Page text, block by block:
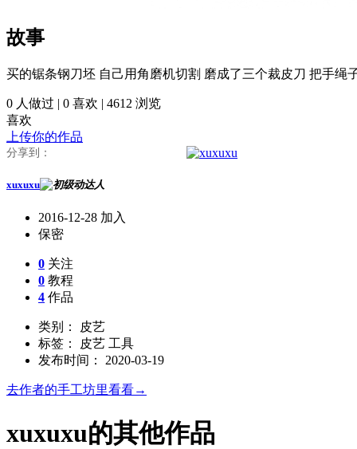
故事
买的锯条钢刀坯 自己用角磨机切割 磨成了三个裁皮刀 把手绳
0 人做过 | 0 喜欢 | 4612 浏览
喜欢
上传你的作品
分享到：
xuxuxu
2016-12-28 加入
保密
0 关注
0 教程
4 作品
类别： 皮艺
标签： 皮艺 工具
发布时间： 2020-03-19
去作者的手工坊里看看→
xuxuxu的其他作品